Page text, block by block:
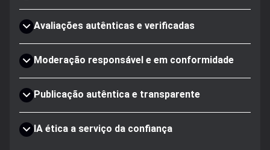
Avaliações autênticas e verificadas
Moderação responsável e em conformidade
Publicação autêntica e transparente
IA ética a serviço da confiança